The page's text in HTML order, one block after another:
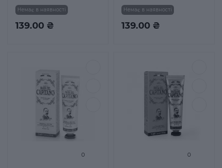
139.00 ₴
Немає в наявності
75мл
139.00 ₴
Немає в наявності
0 0